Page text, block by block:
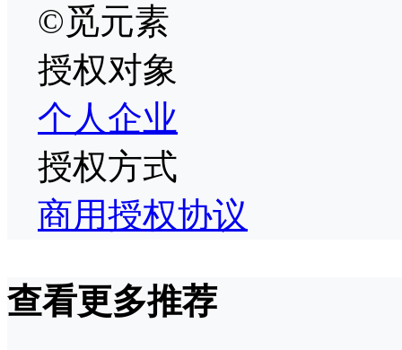
©觅元素
授权对象
个人 企业
授权方式
商用授权协议
查看更多推荐